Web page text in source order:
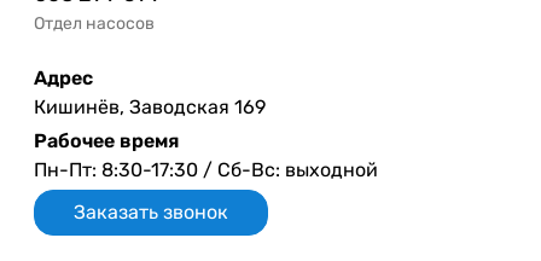
Отдел насосов
Адрес
Кишинёв, Заводская 169
Рабочее время
Пн-Пт: 8:30-17:30 / Сб-Вс: выходной
Заказать звонок